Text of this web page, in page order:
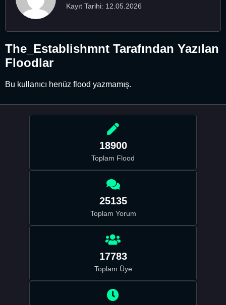
Kayıt Tarihi: 12.05.2026
The_Establishmnt Tarafından Yazılan
Floodlar
Bu kullanıcı henüz flood yazmamış.
18900
Toplam Flood
25135
Toplam Yorum
17783
Toplam Üye